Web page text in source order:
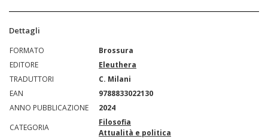
Dettagli
FORMATO
Brossura
EDITORE
Eleuthera
TRADUTTORI
C. Milani
EAN
9788833022130
ANNO PUBBLICAZIONE
2024
CATEGORIA
Filosofia
Attualità e politica